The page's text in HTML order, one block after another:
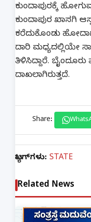
ಕುಂದಾಪುರಕ್ಕೆ
ಕುಂದಾಪುರ ಖಾಸಗಿ
ಕರೆದುಕೊಂಡು
ದಾರಿ ಮಧ್ಯದಲ್ಲಿಯೇ
ತಿಳಿಸಿದ್ದಾರೆ.
ದಾಖಲಾಗಿರುತ್ತದೆ.
Share:
ಟ್ಯಾಗ್‌ಗಳು: STATE
Related News